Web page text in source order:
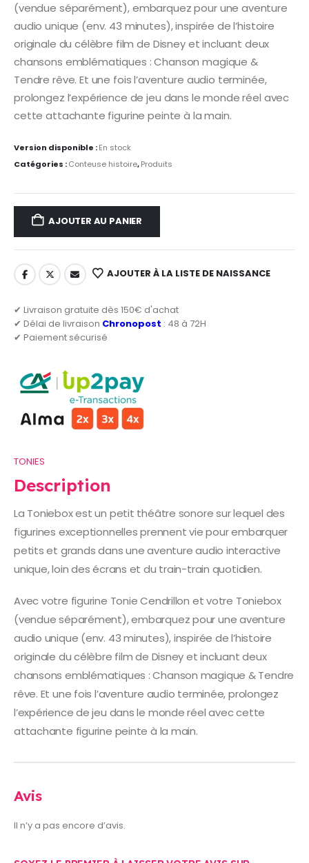
(vendue séparément), embarquez pour une aventure
audio unique (env. 43 minutes), inspirée de l’histoire
originale du célèbre film de Disney et incluant deux
chansons emblématiques : Chanson magique &
Tendre rêve. Et une fois l’aventure audio terminée,
prolongez l’expérience de jeu dans le monde réel avec
cette attachante figurine peinte à la main.
Version disponible :En stock
Catégories :Conteuse histoire,Produits
AJOUTER AU PANIER
AJOUTER À LA LISTE DE NAISSANCE
✔ Livraison gratuite dès 150€ d'achat
✔ Délai de livraison Chronopost : 48 à 72H
✔ Paiement sécurisé
TONIES
Description
La Toniebox est un petit théâtre sonore sur lequel des
figurines exceptionnelles prennent vie pour embarquer
petits et grands dans une aventure audio interactive
unique, loin des écrans et du train-train quotidien.
Avec votre figurine Tonie Cendrillon et votre Toniebox
(vendue séparément), embarquez pour une aventure
audio unique (env. 43 minutes), inspirée de l’histoire
originale du célèbre film de Disney et incluant deux
chansons emblématiques : Chanson magique & Tendre
rêve. Et une fois l’aventure audio terminée, prolongez
l’expérience de jeu dans le monde réel avec cette
attachante figurine peinte à la main.
Avis
Il n’y a pas encore d’avis.